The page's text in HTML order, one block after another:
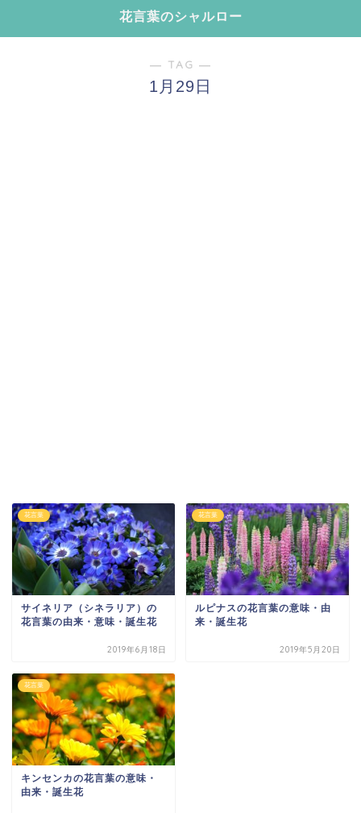
花言葉のシャルロー
― TAG ―
1月29日
花言葉
サイネリア（シネラリア）の
花言葉の由来・意味・誕生花
2019年6月18日
花言葉
ルピナスの花言葉の意味・由
来・誕生花
2019年5月20日
花言葉
キンセンカの花言葉の意味・
由来・誕生花